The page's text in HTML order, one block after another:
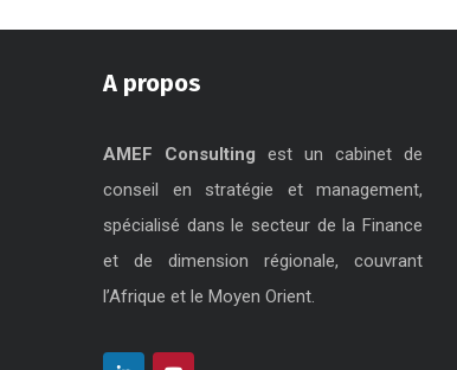
A propos
AMEF Consulting est un cabinet de
conseil en stratégie et management,
spécialisé dans le secteur de la Finance
et de dimension régionale, couvrant
l’Afrique et le Moyen Orient.